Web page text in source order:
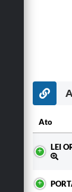
Ato
LEI